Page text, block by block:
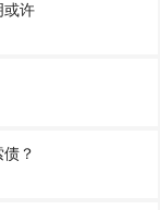
或许
？